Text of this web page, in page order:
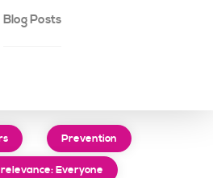
Blog Posts
Prevention
Everyone